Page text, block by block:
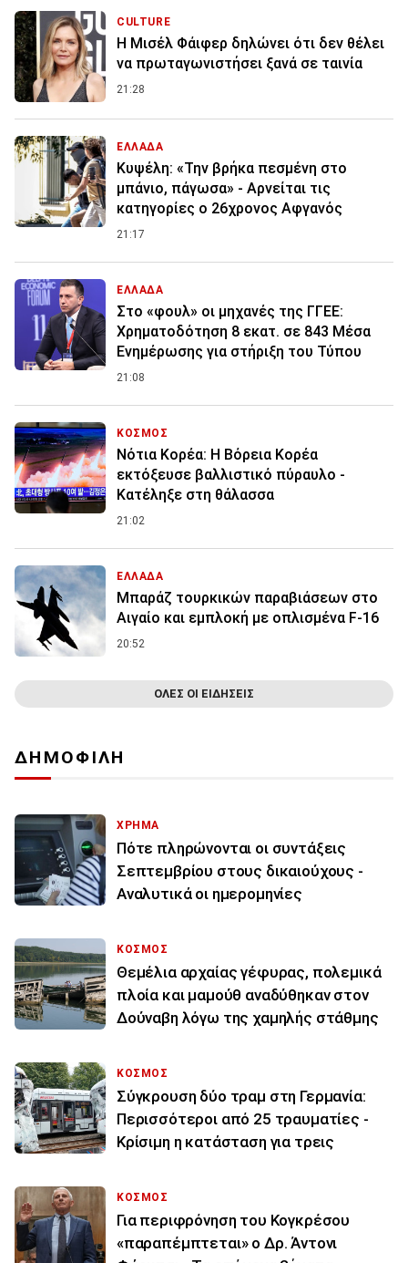
CULTURE
Η Μισέλ Φάιφερ δηλώνει ότι δεν θέλει
να πρωταγωνιστήσει ξανά σε ταινία
21:28
ΕΛΛΑΔΑ
Κυψέλη: «Την βρήκα πεσμένη στο
μπάνιο, πάγωσα» - Αρνείται τις
κατηγορίες ο 26χρονος Αφγανός
21:17
ΕΛΛΑΔΑ
Στο «φουλ» οι μηχανές της ΓΓΕΕ:
Χρηματοδότηση 8 εκατ. σε 843 Μέσα
Ενημέρωσης για στήριξη του Τύπου
21:08
ΚΟΣΜΟΣ
Νότια Κορέα: Η Βόρεια Κορέα
εκτόξευσε βαλλιστικό πύραυλο -
Κατέληξε στη θάλασσα
21:02
ΕΛΛΑΔΑ
Μπαράζ τουρκικών παραβιάσεων στο
Αιγαίο και εμπλοκή με οπλισμένα F-16
20:52
ΟΛΕΣ ΟΙ ΕΙΔΗΣΕΙΣ
ΔΗΜΟΦΙΛΗ
ΧΡΗΜΑ
Πότε πληρώνονται οι συντάξεις
Σεπτεμβρίου στους δικαιούχους -
Αναλυτικά οι ημερομηνίες
ΚΟΣΜΟΣ
Θεμέλια αρχαίας γέφυρας, πολεμικά
πλοία και μαμούθ αναδύθηκαν στον
Δούναβη λόγω της χαμηλής στάθμης
ΚΟΣΜΟΣ
Σύγκρουση δύο τραμ στη Γερμανία:
Περισσότεροι από 25 τραυματίες -
Κρίσιμη η κατάσταση για τρεις
ΚΟΣΜΟΣ
Για περιφρόνηση του Κογκρέσου
«παραπέμπτεται» ο Δρ. Άντονι